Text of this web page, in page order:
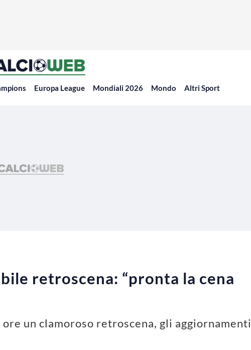
Europa League Mondiali 2026 Mondo Altri Sport
retroscena: “pronta la cena
un clamoroso retroscena, gli aggiornamenti